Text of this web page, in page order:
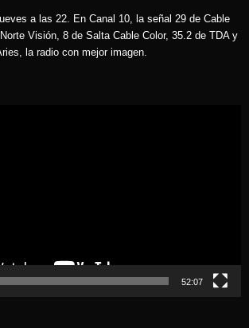
a las 22. En Canal 10, la señal 29 de Cable
Visión, 8 de Salta Cable Color, 35.2 de TDA y
la radio con mejor imagen.
52:07